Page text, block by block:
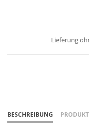
Lieferung
BESCHREIBUNG